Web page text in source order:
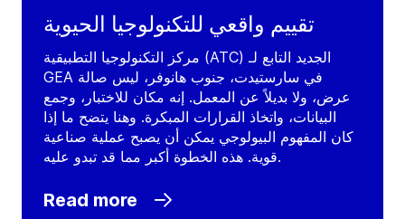
تقييم واقعي للتكنولوجيا الحيوية
مركز التكنولوجيا التطبيقية (ATC) الجديد التابع لـ
GEA في سارستيدت، جنوب هانوفر، ليس صالة
عرض، ولا بديلاً عن المعمل. إنه مكان للاختبار، وجمع
البيانات، واتخاذ القرارات المبكرة. وهنا يتضح ما إذا
كان المفهوم البيولوجي يمكن أن يصبح عملية صناعية
قوية. هذه الخطوة أكبر مما قد تبدو عليه.
Read more